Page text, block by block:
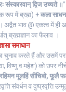
संस्कारवान् द्विज उच्यते॥”
रूप में ब्रह्म) +कला
अद्वैत भाव @ एकत्व में ही
ब्रह्मज्ञान का फैलाव ।
समाधान
करते हैं और उसमें
विष्णु व महेश) को उपर
मूलहिं सींचिबो, फूलै
संवर्धन व दुष्प्रवृत्ति